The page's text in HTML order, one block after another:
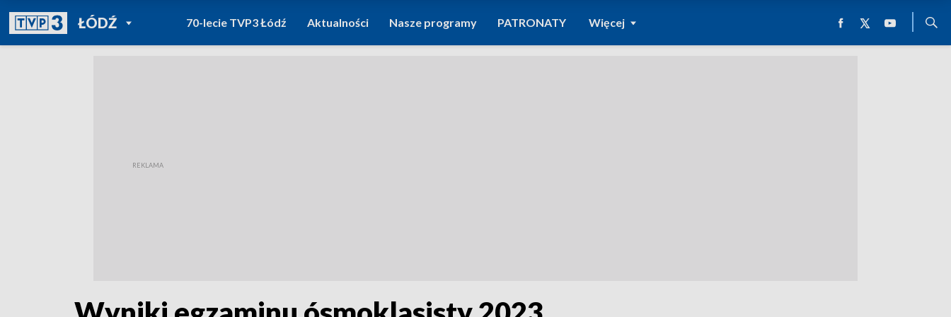
ŁÓDŹPOWRÓT DO
TVP REGIONY
70-lecie TVP3 Łódź Aktualności Nasze programy PATRONATY Więcej